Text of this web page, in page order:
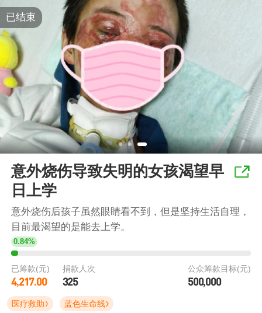
已结束
意外烧伤导致失明的女孩渴望早
日上学
意外烧伤后孩子虽然眼睛看不到，但是坚持生活自理，
目前最渴望的是能去上学。
0.84%
已筹款(元)
4,217.00
捐款人次
325
公众筹款目标(元)
500,000
医疗救助 蓝色生命线